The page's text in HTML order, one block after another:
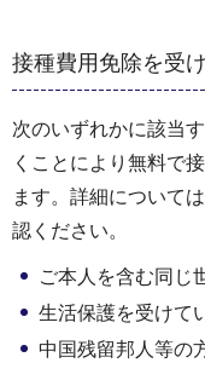
接種費用免除を受
次のいずれかに該当
くことにより無料で
ます。詳細については
認ください。
ご本人を含む同じ
生活保護を受けて
中国残留邦人等の